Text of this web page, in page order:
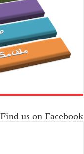
Find us on Facebook